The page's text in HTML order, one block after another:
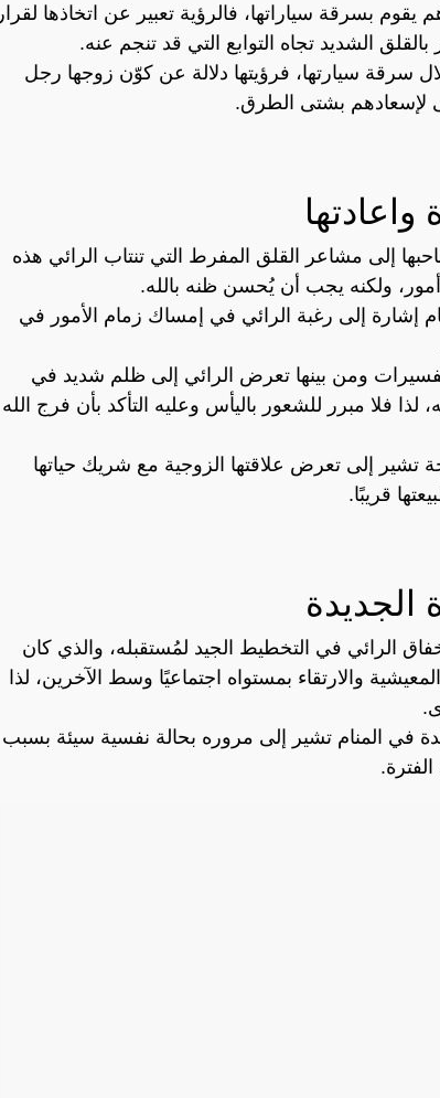
بسرقة سياراتها، فالرؤية تعبير عن اتخاذها لقرار
الشديد تجاه التوابع التي قد تنجم عنه.
سرقة سيارتها، فرؤيتها دلالة عن كوّن زوجها رجل
لإسعادهم بشتى الطرق.
إلى مشاعر القلق المفرط التي تنتاب الرائي هذه
ولكنه يجب أن يُحسن ظنه بالله.
إشارة إلى رغبة الرائي في إمساك زمام الأمور في
ومن بينها تعرض الرائي إلى ظلم شديد في
لذا فلا مبرر للشعور باليأس وعليه التأكد بأن فرج الله
تشير إلى تعرض علاقتها الزوجية مع شريك حياتها
قريبًا.
الجديدة
الرائي في التخطيط الجيد لمُستقبله، والذي كان
والارتقاء بمستواه اجتماعيًا وسط الآخرين، لذا
في المنام تشير إلى مروره بحالة نفسية سيئة بسبب